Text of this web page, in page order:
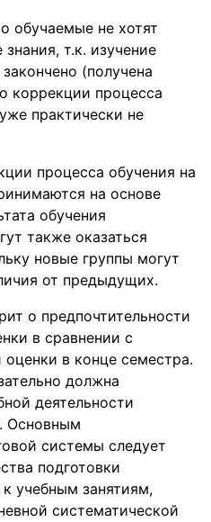
обучаемые не хотят
т.к. изучение
(получена
коррекции процесса
практически не
процесса обучения на
на основе
обучения
также оказаться
новые группы могут
от предыдущих.
о предпочтительности
в сравнении с
в конце семестра.
должна
деятельности
Основным
системы следует
подготовки
учебным занятиям,
систематической